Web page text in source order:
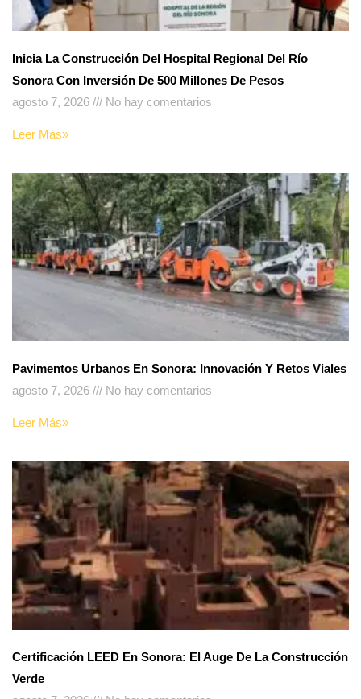
Inicia La Construcción Del Hospital Regional Del Río
Sonora Con Inversión De 500 Millones De Pesos
agosto 7, 2026
No hay comentarios
Leer Más»
Pavimentos Urbanos En Sonora: Innovación Y Retos Viales
agosto 7, 2026
No hay comentarios
Leer Más»
Certificación LEED En Sonora: El Auge De La Construcción
Verde